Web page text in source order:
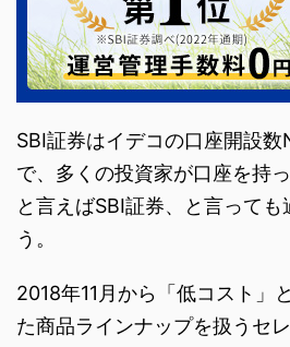
SBI証券はイデコの口座開設数
で、多くの投資家が口座を持
と言えばSBI証券、と言っても
う。
2018年11月から「低コスト」
た商品ラインナップを扱うセ